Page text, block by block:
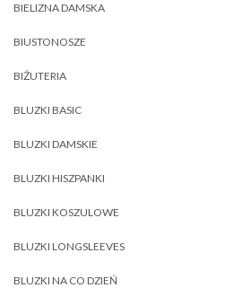
BIELIZNA DAMSKA
BIUSTONOSZE
BIŻUTERIA
BLUZKI BASIC
BLUZKI DAMSKIE
BLUZKI HISZPANKI
BLUZKI KOSZULOWE
BLUZKI LONGSLEEVES
BLUZKI NA CO DZIEŃ